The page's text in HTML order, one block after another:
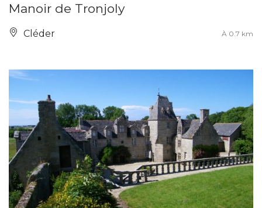
Manoir de Tronjoly
Cléder À 0.7 km